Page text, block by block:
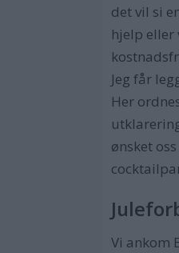
det vil si
hjelp eller
Jeg får
Her
ønsket
Vi ankom